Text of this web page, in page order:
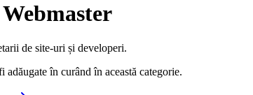
de site-uri și developeri.
în curând în această categorie.